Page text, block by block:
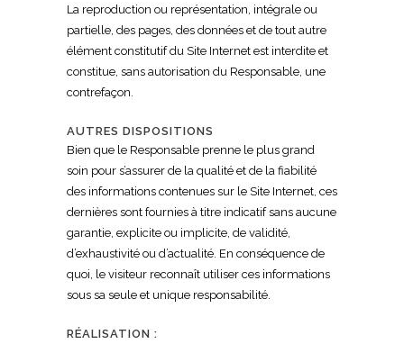
La reproduction ou représentation, intégrale ou
partielle, des pages, des données et de tout autre
élément constitutif du Site Internet est interdite et
constitue, sans autorisation du Responsable, une
contrefaçon.
AUTRES DISPOSITIONS
Bien que le Responsable prenne le plus grand
soin pour s’assurer de la qualité et de la fiabilité
des informations contenues sur le Site Internet, ces
dernières sont fournies à titre indicatif sans aucune
garantie, explicite ou implicite, de validité,
d’exhaustivité ou d’actualité. En conséquence de
quoi, le visiteur reconnaît utiliser ces informations
sous sa seule et unique responsabilité.
RÉALISATION :